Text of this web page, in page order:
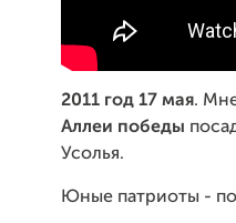
2011 год 17 мая.
Аллеи победы
Усолья.
Юные патриоты -